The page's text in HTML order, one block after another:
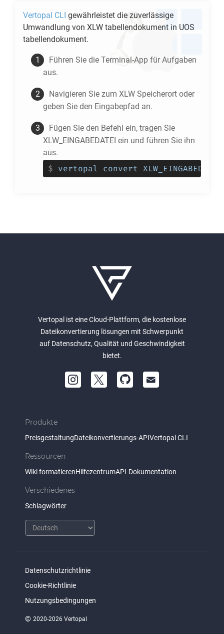
Vertopal CLI gewährleistet die zuverlässige
Umwandlung von XLW tabellendokument in UOS
tabellendokument.
Führen Sie die Terminal-App für Aufgaben
aus.
Navigieren Sie zum XLW Speicherort oder
geben Sie den Eingabepfad an.
Fügen Sie den Befehl ein, tragen Sie
XLW_EINGABEDATEI ein und führen Sie ihn
aus.
$ vertopal convert
Vertopal ist eine Cloud-Plattform, die kostenlose
Dateikonvertierung lösungen mit Schwerpunkt
auf Datenschutz, Qualität und Geschwindigkeit
bietet.
Produkte
PreisgestaltungDateikonvertierungs-APIVertopal CLI
Ressourcen
Wiki formatierenHilfezentrumAPI-Dokumentation
Verschiedenes
Schlagwörter
Datenschutzrichtlinie
Cookie-Richtlinie
Nutzungsbedingungen
© 2020-2026 Vertopal